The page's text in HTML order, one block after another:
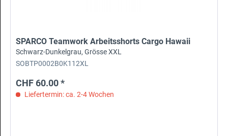
SPARCO Teamwork Arbeitsshorts Cargo Hawaii
Schwarz-Dunkelgrau, Grösse XXL
SOBTP0002B0K112XL
CHF 60.00 *
Liefertermin: ca. 2-4 Wochen